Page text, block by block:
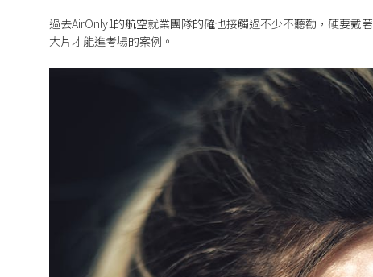
過去AirOnly1的航空就業團隊的確也接觸過不少不聽勸，硬要戴
大片才能進考場的案例。